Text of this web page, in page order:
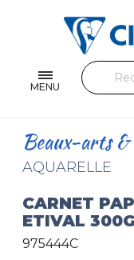
MENU
Feuilles & Copies
Beaux-arts & Dessin
Loisirs créatifs
Cuir & trousses
Beaux-arts &
AQUARELLE
CARNET
ETIVAL
975444C